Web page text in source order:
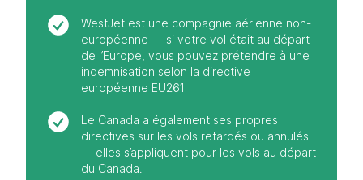
WestJet est une compagnie aérienne non-
européenne — si votre vol était au départ
de l’Europe, vous pouvez prétendre à une
indemnisation selon la directive
européenne EU261
Le Canada a également ses propres
directives sur les vols retardés ou annulés
— elles s’appliquent pour les vols au départ
du Canada.